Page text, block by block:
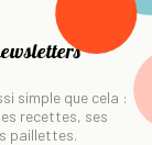
simple que cela :
recettes, ses
paillettes.